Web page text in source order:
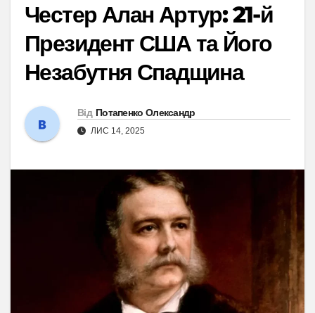
Честер Алан Артур: 21-й
Президент США та Його
Незабутня Спадщина
Від Потапенко Олександр
ЛИС 14, 2025